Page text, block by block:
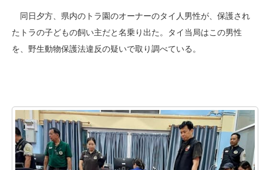
同日夕方、県内のトラ園のオーナーのタイ人男性が、保護され
たトラの子どもの飼い主だと名乗り出た。タイ当局はこの男性
を、野生動物保護法違反の疑いで取り調べている。